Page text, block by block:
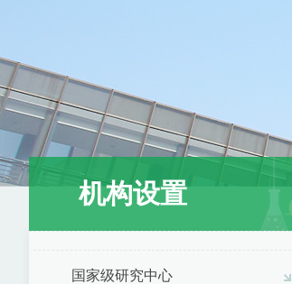
机构设置
国家级研究中心